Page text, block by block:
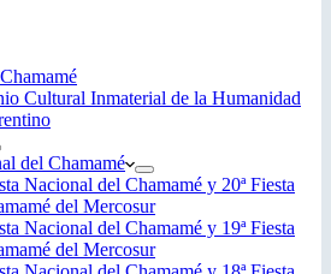
Cultural Inmaterial de la Humanidad
del Chamamé
Nacional del Chamamé y 20ª Fiesta
del Mercosur
Nacional del Chamamé y 19ª Fiesta
del Mercosur